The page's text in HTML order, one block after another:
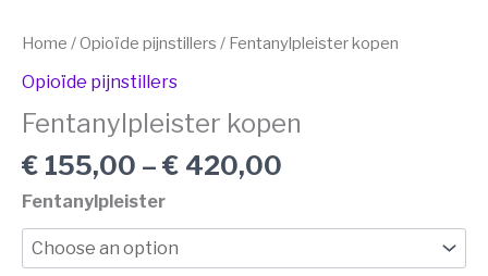
Home /Opioïde pijnstillers / Fentanylpleister kopen
Opioïde pijnstillers
Fentanylpleister kopen
€ 155,00 – € 420,00
Fentanylpleister